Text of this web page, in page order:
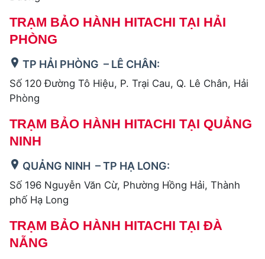
TRẠM BẢO HÀNH HITACHI TẠI HẢI
PHÒNG
TP HẢI PHÒNG – LÊ CHÂN:
Số 120 Đường Tô Hiệu, P. Trại Cau, Q. Lê Chân, Hải
Phòng
TRẠM BẢO HÀNH HITACHI TẠI QUẢNG
NINH
QUẢNG NINH – TP HẠ LONG:
Số 196 Nguyễn Văn Cừ, Phường Hồng Hải, Thành
phố Hạ Long
TRẠM BẢO HÀNH HITACHI TẠI ĐÀ
NẴNG